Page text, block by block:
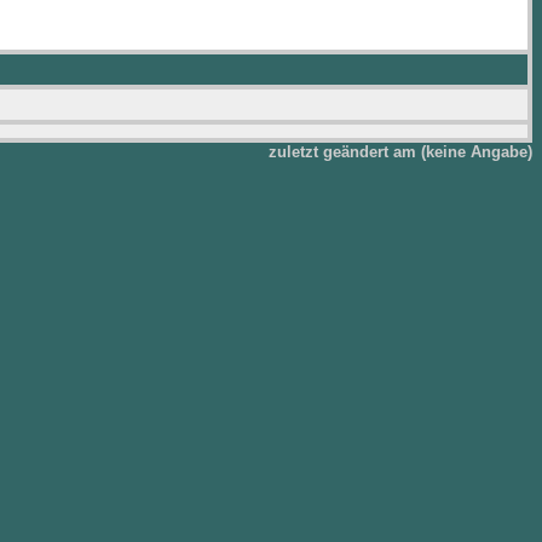
zuletzt geändert am (keine Angabe)